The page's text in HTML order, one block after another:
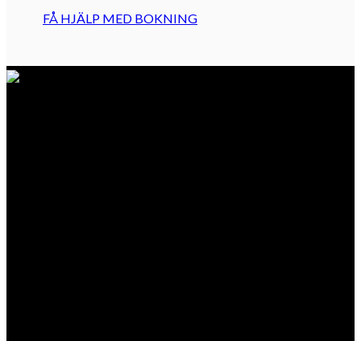
FÅ HJÄLP MED BOKNING